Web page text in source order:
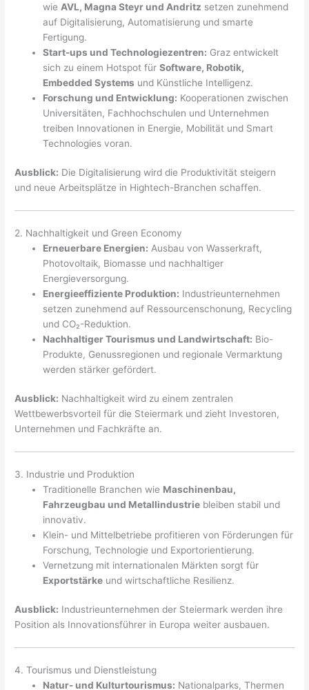
wie AVL, Magna Steyr und Andritz setzen zunehmend
auf Digitalisierung, Automatisierung und smarte
Fertigung.
Start-ups und Technologiezentren: Graz entwickelt
sich zu einem Hotspot fürSoftware, Robotik,
Embedded Systems und Künstliche Intelligenz.
Forschung und Entwicklung: Kooperationen zwischen
Universitäten, Fachhochschulen und Unternehmen
treiben Innovationen in Energie, Mobilität und Smart
Technologies voran.
Ausblick: Die Digitalisierung wird die Produktivität steigern
und neue Arbeitsplätze in Hightech-Branchen schaffen.
2. Nachhaltigkeit und Green Economy
Erneuerbare Energien: Ausbau von Wasserkraft,
Photovoltaik, Biomasse und nachhaltiger
Energieversorgung.
Energieeffiziente Produktion: Industrieunternehmen
setzen zunehmend auf Ressourcenschonung, Recycling
und CO₂-Reduktion.
Nachhaltiger Tourismus und Landwirtschaft: Bio-
Produkte, Genussregionen und regionale Vermarktung
werden stärker gefördert.
Ausblick: Nachhaltigkeit wird zu einem zentralen
Wettbewerbsvorteil für die Steiermark und zieht Investoren,
Unternehmen und Fachkräfte an.
3. Industrie und Produktion
Traditionelle Branchen wie Maschinenbau,
Fahrzeugbau und Metallindustrie bleiben stabil und
innovativ.
Klein- und Mittelbetriebe profitieren von Förderungen für
Forschung, Technologie und Exportorientierung.
Vernetzung mit internationalen Märkten sorgt für
Exportstärke und wirtschaftliche Resilienz.
Ausblick: Industrieunternehmen der Steiermark werden ihre
Position als Innovationsführer in Europa weiter ausbauen.
4. Tourismus und Dienstleistung
Natur- und Kulturtourismus: Nationalparks, Thermen